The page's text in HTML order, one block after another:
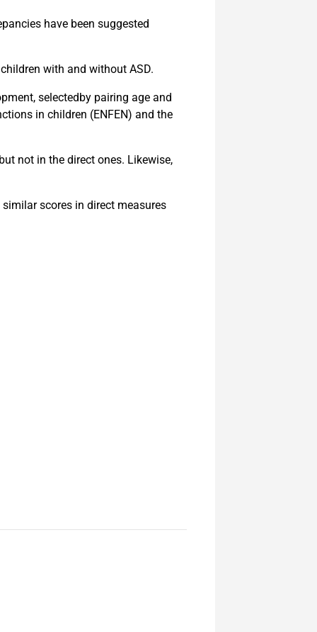
have been suggested
with and without ASD.
selectedby pairing age and
in children (ENFEN) and the
not in the direct ones. Likewise,
scores in direct measures